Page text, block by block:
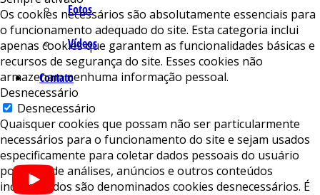
Fotos
Vídeos
Contato
Os cookies necessários são absolutamente essenciais para
o funcionamento adequado do site. Esta categoria inclui
apenas cookies que garantem as funcionalidades básicas e
recursos de segurança do site. Esses cookies não
armazenam nenhuma informação pessoal.
Desnecessário
Desnecessário
Quaisquer cookies que possam não ser particularmente
necessários para o funcionamento do site e sejam usados ​​
especificamente para coletar dados pessoais do usuário
por meio de análises, anúncios e outros conteúdos
incorporados são denominados cookies desnecessários. É